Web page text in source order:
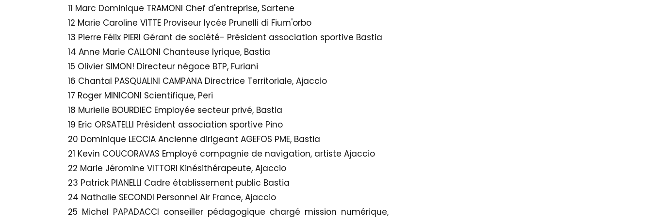
11 Marc Dominique TRAMONI Chef d'entreprise, Sartene
12 Marie Caroline VITTE Proviseur lycée Prunelli di Fium'orbo
13 Pierre Félix PIERI Gérant de société- Président association sportive Bastia
14 Anne Marie CALLONI Chanteuse lyrique, Bastia
15 Olivier SIMON! Directeur négoce BTP, Furiani
16 Chantal PASQUALINI CAMPANA Directrice Territoriale, Ajaccio
17 Roger MINICONI Scientifique, Peri
18 Murielle BOURDIEC Employée secteur privé, Bastia
19 Eric ORSATELLI Président association sportive Pino
20 Dominique LECCIA Ancienne dirigeant AGEFOS PME, Bastia
21 Kevin COUCORAVAS Employé compagnie de navigation, artiste Ajaccio
22 Marie Jéromine VITTORI Kinésithérapeute, Ajaccio
23 Patrick PIANELLI Cadre établissement public Bastia
24 Nathalie SECONDI Personnel Air France, Ajaccio
25 Michel PAPADACCI conseiller pédagogique chargé mission numérique,